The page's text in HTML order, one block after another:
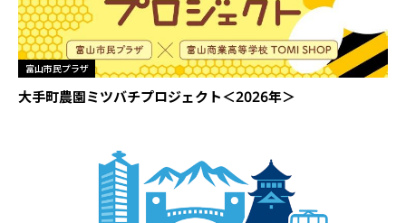
富山市民プラザ
大手町農園ミツバチプロジェクト＜2026年＞